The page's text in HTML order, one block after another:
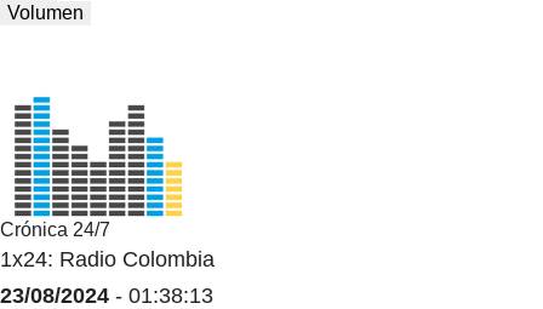
Volumen
Crónica 24/7
1x24: Radio Colombia
23/08/2024 - 01:38:13